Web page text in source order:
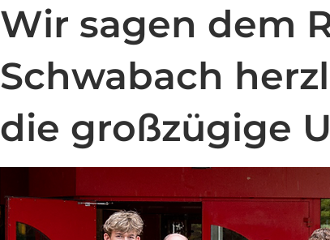
Wir sagen dem
Schwabach
die großzügige